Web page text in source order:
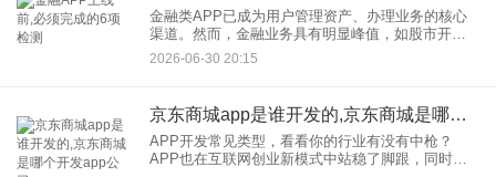
金融类APP已成为用户管理资产、办理业务的核心
渠道。然而，金融业务具有明显峰值，如股市开
盘、理财产品发售时，从证券交易系统每秒处理数
万笔订单，到移动银行承载百万级用户存款安全，
2026-06-30 20:15
京东商城app是谁开发的,京东商城是哪个开发app公司
APP开发常见类型，看看你的行业有没有中枪？
APP也在互联网创业新模式中站稳了脚跟，同时也